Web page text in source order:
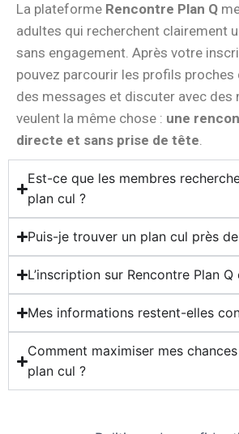
La plateforme Rencontre Plan Q
adultes qui recherchent clairement
sans engagement. Après votre
pouvez parcourir les profils proches
des messages et discuter avec des
veulent la même chose : une
directe et sans prise de tête.
Est-ce que les membres
plan cul ?
Puis-je trouver un plan cul près
L’inscription sur Rencontre Plan
Mes informations restent-elles
Comment maximiser mes
plan cul ?